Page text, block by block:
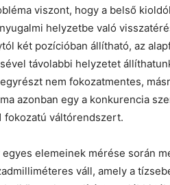
viszont, hogy a belső
helyzetbe való
két pozícióban állítható, az
távolabbi helyzetet
nem fokozatmentes,
azonban egy a konkurencia
fokozatú váltórendszert.
elemeinek mérése során
váll, amely a